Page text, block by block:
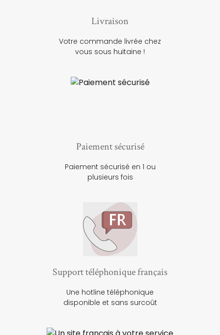
Livraison
Votre commande livrée chez
vous sous huitaine !
Paiement sécurisé
Paiement sécurisé en 1 ou
plusieurs fois
Support téléphonique français
Une hotline téléphonique
disponible et sans surcoût